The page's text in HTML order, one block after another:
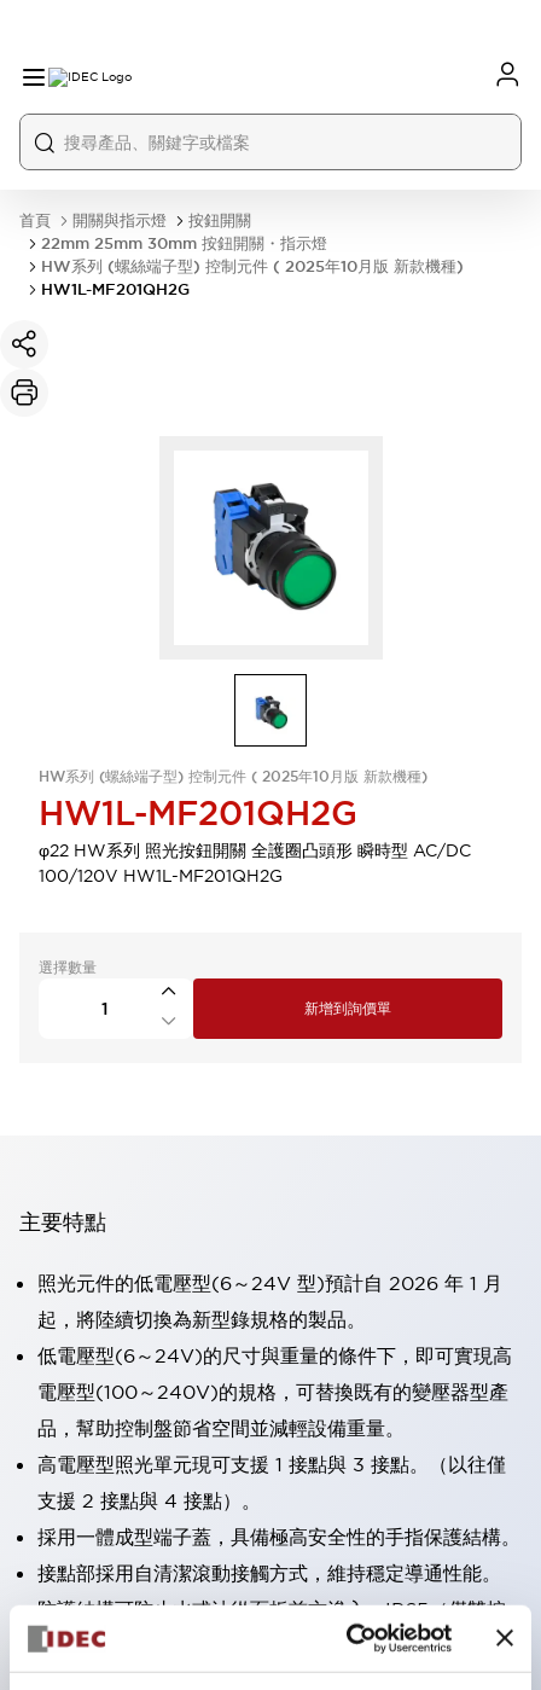
首頁 開關與指示燈
按鈕開關
22mm 25mm 30mm 按鈕開關・指示燈
HW系列 (螺絲端子型) 控制元件 ( 2025年10月版 新款機種)
HW1L-MF201QH2G
HW系列 (螺絲端子型) 控制元件 ( 2025年10月版 新款機種)
HW1L-MF201QH2G
φ22 HW系列 照光按鈕開關 全護圈凸頭形 瞬時型 AC/DC
100/120V HW1L-MF201QH2G
選擇數量
新增到詢價單
主要特點
照光元件的低電壓型(6～24V 型)預計自 2026 年 1 月
起，將陸續切換為新型錄規格的製品。
低電壓型(6～24V)的尺寸與重量的條件下，即可實現高
電壓型(100～240V)的規格，可替換既有的變壓器型產
品，幫助控制盤節省空間並減輕設備重量。
高電壓型照光單元現可支援 1 接點與 3 接點。（以往僅
支援 2 接點與 4 接點）。
採用一體成型端子蓋，具備極高安全性的手指保護結構。
接點部採用自清潔滾動接觸方式，維持穩定導通性能。
防護結構可防止水或油從面板前方滲入：IP65（僅雙按
鈕開關為 IP40）。